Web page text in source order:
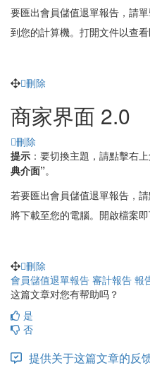
要匯出會員儲值退單報告，請
到您的計算機。打開文件以查看
刪除
商家界面 2.0
刪除
提示 ：要切換主題，請點擊右
典介面”。
若要匯出會員儲值退單報告，
將下載至您的電腦。開啟檔案即
刪除
會員儲值退單報告 審計報告 報
这篇文章对您有帮助吗？
是
否
提供关于这篇文章的反